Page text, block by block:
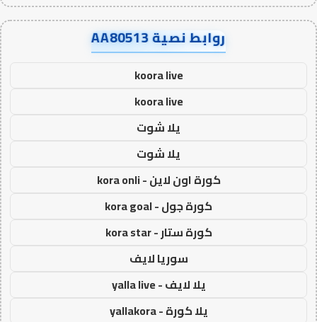
روابط نصية AA80513
koora live
koora live
يلا شوت
يلا شوت
كورة اون لاين - kora onli
كورة جول - kora goal
كورة ستار - kora star
سوريا لايف
يلا لايف - yalla live
يلا كورة - yallakora